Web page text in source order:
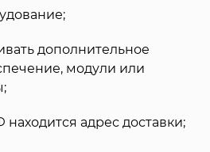
дополнительное
модули или
адрес доставки;